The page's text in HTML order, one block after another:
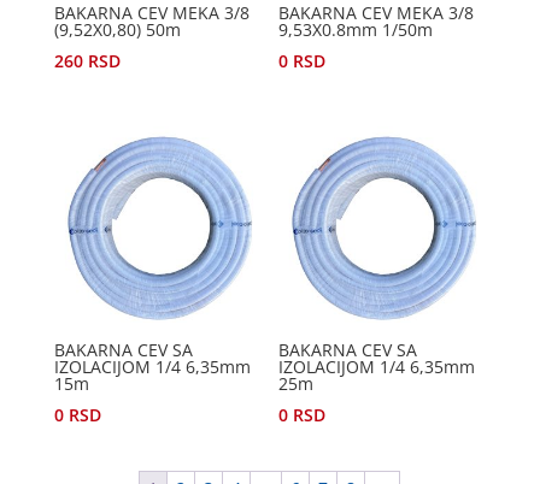
BAKARNA CEV MEKA 3/8
(9,52X0,80) 50m
260 RSD
BAKARNA CEV MEKA 3/8
9,53X0.8mm 1/50m
0 RSD
BAKARNA CEV SA
IZOLACIJOM 1/4 6,35mm
15m
0 RSD
BAKARNA CEV SA
IZOLACIJOM 1/4 6,35mm
25m
0 RSD